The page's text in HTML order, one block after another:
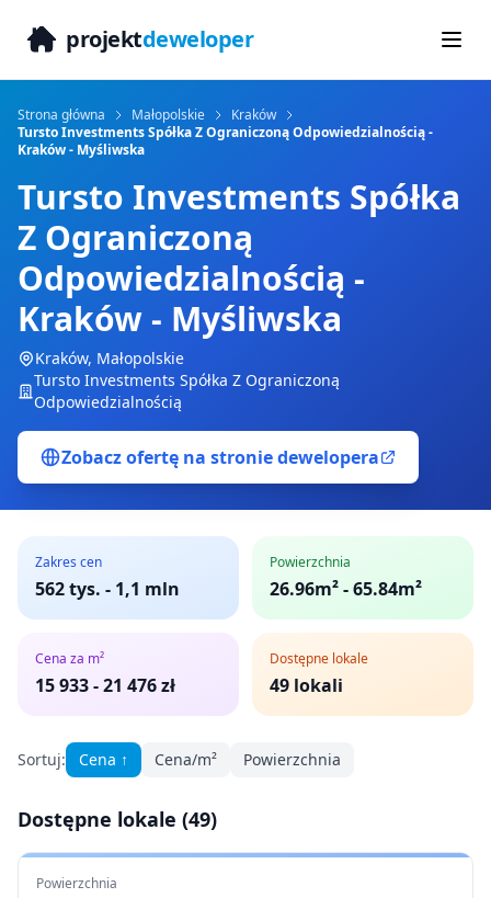
projektdeweloper
Strona główna Małopolskie
Kraków
Tursto Investments Spółka Z Ograniczoną Odpowiedzialnością -
Kraków - Myśliwska
Tursto Investments Spółka
Z Ograniczoną
Odpowiedzialnością -
Kraków - Myśliwska
Kraków, Małopolskie
Tursto Investments Spółka Z Ograniczoną
Odpowiedzialnością
Zobacz ofertę na stronie dewelopera
Zakres cen
562 tys. - 1,1 mln
Powierzchnia
26.96m² - 65.84m²
Cena za m²
15 933-21 476zł
Dostępne lokale
49 lokali
Sortuj: Cena ↑ Cena/m² Powierzchnia
Dostępne lokale (49)
Powierzchnia